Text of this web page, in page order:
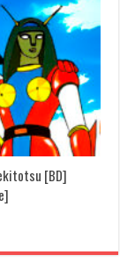
[BD]